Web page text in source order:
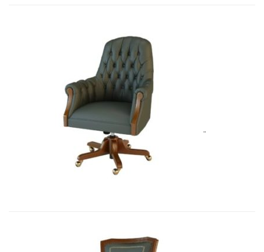
Art&Moble 01013GB Кресло конфиде...
7 692,51€